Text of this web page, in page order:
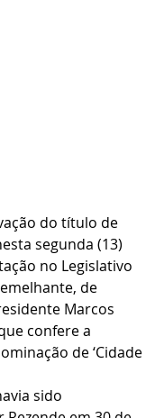
do título de
segunda (13)
no Legislativo
de
Marcos
confere a
de ‘Cidade
sido